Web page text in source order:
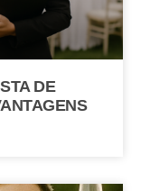
DE